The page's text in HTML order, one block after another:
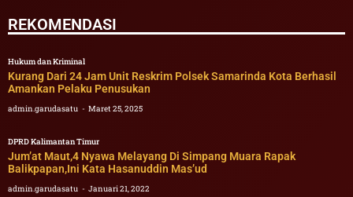
REKOMENDASI
Hukum dan Kriminal
Kurang Dari 24 Jam Unit Reskrim Polsek Samarinda Kota Berhasil
Amankan Pelaku Penusukan
admin.garudasatu Maret 25, 2025
DPRD Kalimantan Timur
Jum’at Maut,4 Nyawa Melayang Di Simpang Muara Rapak
Balikpapan,Ini Kata Hasanuddin Mas’ud
admin.garudasatu Januari 21, 2022